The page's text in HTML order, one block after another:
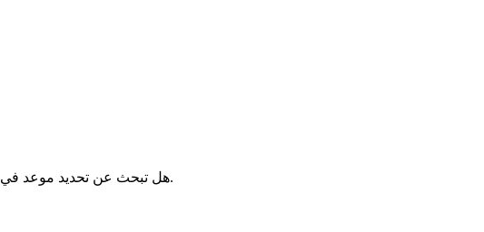
هل تبحث عن تحديد موعد في؟ يقع في ساحة الجمهورية في شاتور، ويعتبر المكتب المكان المثالي لإجراء مختلف المعاملات الإدارية.